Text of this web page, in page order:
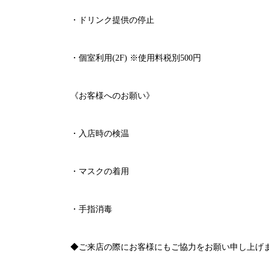
・ドリンク提供の停止
・個室利用(2F) ※使用料税別 500円
《お客様へのお願い》
・入店時の検温
・マスクの着用
・手指消毒
◆ご来店の際にお客様にもご協力をお願い申し上げ